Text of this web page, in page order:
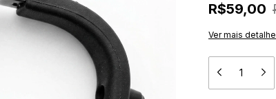
R$59,00
Ver mais